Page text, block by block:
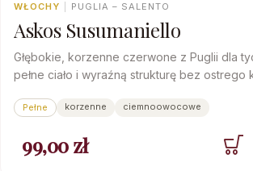
WŁOCHY PUGLIA – SALENTO
Askos Susumaniello
Głębokie, korzenne czerwone z Puglii dla
pełne ciało i wyraźną strukturę bez ostrego
Pełne korzenne ciemnoowocowe
99,00zł